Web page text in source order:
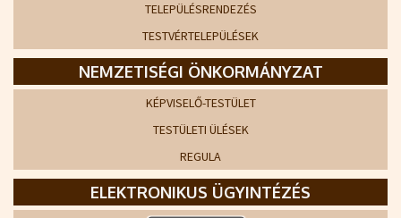
TELEPÜLÉSRENDEZÉS
TESTVÉRTELEPÜLÉSEK
NEMZETISÉGI ÖNKORMÁNYZAT
KÉPVISELŐ-TESTÜLET
TESTÜLETI ÜLÉSEK
REGULA
ELEKTRONIKUS ÜGYINTÉZÉS